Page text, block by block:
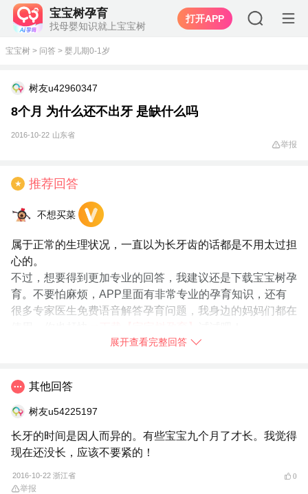
宝宝树孕育
找母婴知识就上宝宝树
打开APP
宝宝树 > 问答 > 婴儿期0-1岁
树友u42960347
8个月 为什么还不出牙 是缺什么吗
2016-10-22 山东省
举报
★ 推荐回答
不想买菜
属于正常的生理状况，一直以为长牙齿的话都是不用太过担
心的。
不过，想要得到更加专业的回答，我建议还是下载宝宝树孕
育。不要怕麻烦，APP里面有非常专业的孕育知识，还有
很多专家医生免费语音解答孕育问题，我身边的妈妈们都在
展开查看完整回答
其他回答
树友u54225197
长牙的时间是因人而异的。有些宝宝九个月了才长。我觉得
现在还没长，应该不要紧的！
2016-10-22 浙江省 0
举报